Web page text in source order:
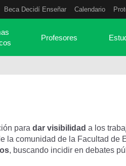
Beca Decidí Enseñar Calendario
Profesores
para dar visibilidad a los
comunidad de la Facultad de
, buscando incidir en debates